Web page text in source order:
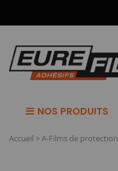
NOS PRODUITS
Accueil >A-Films de protection